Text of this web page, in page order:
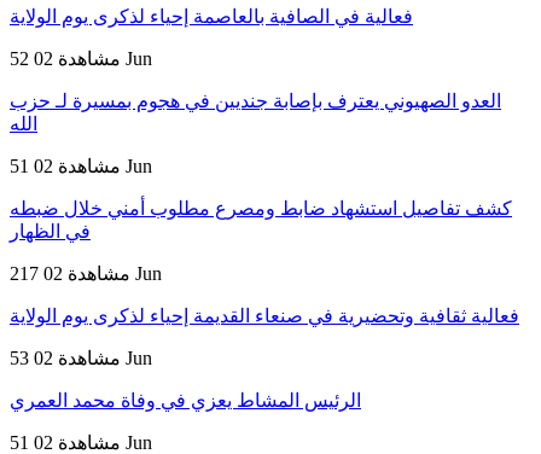
فعالية في الصافية بالعاصمة إحياء لذكرى يوم الولاية
52 مشاهدة 02 Jun
العدو الصهيوني يعترف بإصابة جنديين في هجوم بمسيرة لـ حزب
الله
51 مشاهدة 02 Jun
كشف تفاصيل استشهاد ضابط ومصرع مطلوب أمني خلال ضبطه
في الظهار
217 مشاهدة 02 Jun
فعالية ثقافية وتحضيرية في صنعاء القديمة إحياء لذكرى يوم الولاية
53 مشاهدة 02 Jun
الرئيس المشاط يعزي في وفاة محمد العمري
51 مشاهدة 02 Jun